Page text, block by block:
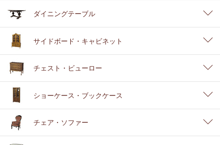
ダイニングテーブル
サイドボード・キャビネット
チェスト・ビューロー
ショーケース・ブックケース
チェア・ソファー